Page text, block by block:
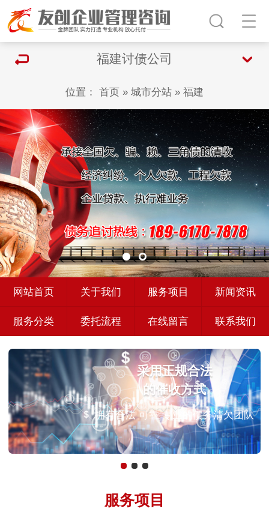
福建讨债公司
位置： 首页 » 城市分站 » 福建
网站首页 关于我们 服务项目 新闻资讯
服务分类 委托流程 在线留言 联系我们
采用正规合法
的催收方式
拥有合法 可靠 专业的债务清欠团队
服务项目